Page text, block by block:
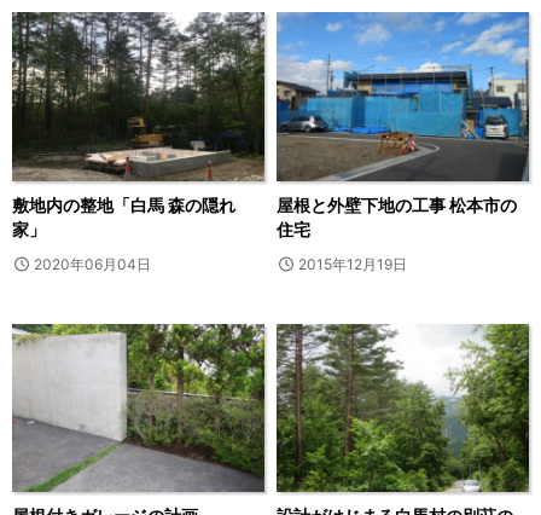
敷地内の整地「白馬 森の隠れ
家」
2020年06月04日
屋根と外壁下地の工事 松本市の
住宅
2015年12月19日